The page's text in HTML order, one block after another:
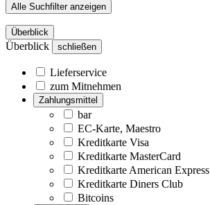
Alle Suchfilter anzeigen
Überblick
Überblick schließen
Lieferservice
zum Mitnehmen
Zahlungsmittel
bar
EC-Karte, Maestro
Kreditkarte Visa
Kreditkarte MasterCard
Kreditkarte American Express
Kreditkarte Diners Club
Bitcoins